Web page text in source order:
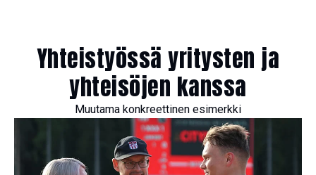
Yhteistyössä yritysten ja
yhteisöjen kanssa
Muutama konkreettinen esimerkki